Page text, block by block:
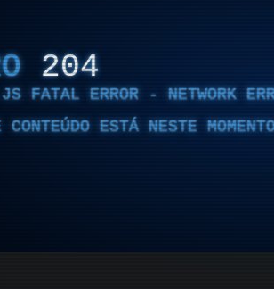
204
FATAL ERROR - NETWORK
CONTEÚDO ESTÁ NESTE